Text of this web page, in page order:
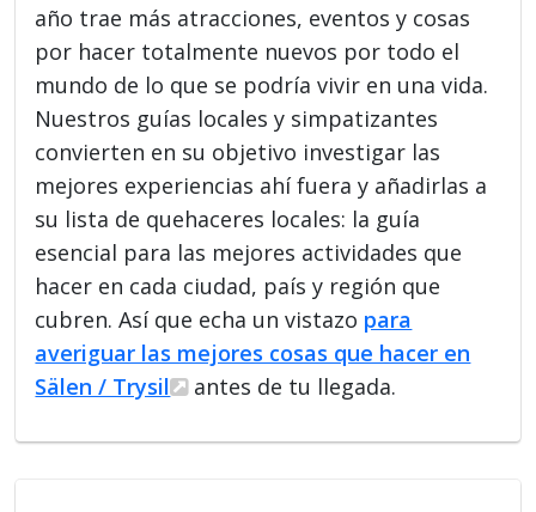
año trae más atracciones, eventos y cosas
por hacer totalmente nuevos por todo el
mundo de lo que se podría vivir en una vida.
Nuestros guías locales y simpatizantes
convierten en su objetivo investigar las
mejores experiencias ahí fuera y añadirlas a
su lista de quehaceres locales: la guía
esencial para las mejores actividades que
hacer en cada ciudad, país y región que
cubren. Así que echa un vistazo para
averiguar las mejores cosas que hacer en
Sälen / Trysil
antes de tu llegada.